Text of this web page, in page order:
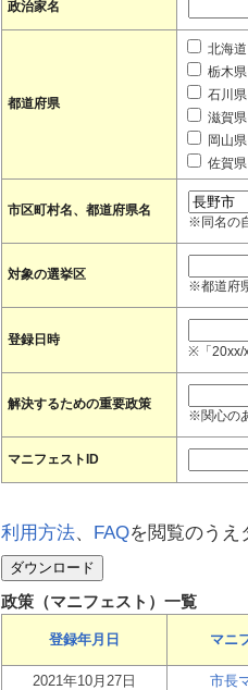
政治家名
都道府県
北海道
栃木県
石川県
滋賀県
岡山県
佐賀県
市区町村名、都道府県名
※同名の
対象の選挙区
※都道府
登録日時
※「20xx/
解決するための重要政策
※関心の
マニフェストID
利用方法、 FAQを閲覧のうえ
政策（マニフェスト）一覧
登録年月日 マニ
2021年10月27日
市長